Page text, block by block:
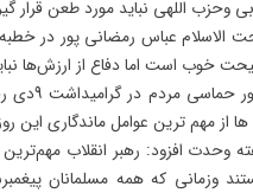
وحزب اللهی نباید مورد طعن قرار
الاسلام عباس رمضانی پور در
خوب است اما دفاع از ارزش‌ها
وی با قدردانی
ها از مهم ترین عوامل ماندگاری
وحدت افزود: رهبر انقلاب
وزمانی که همه مسلمانان